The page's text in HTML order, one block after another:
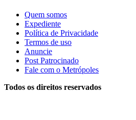
Quem somos
Expediente
Política de Privacidade
Termos de uso
Anuncie
Post Patrocinado
Fale com o Metrópoles
Todos os direitos reservados